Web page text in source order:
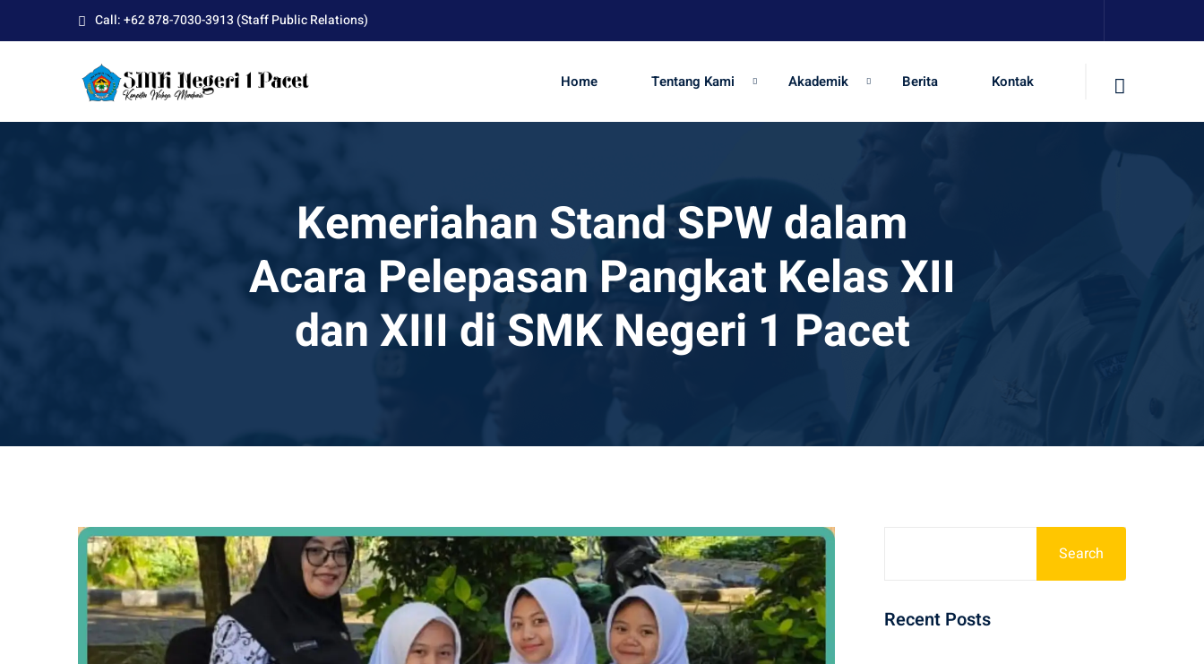
Call: +62 878-7030-3913 (Staff Public Relations)
Home Tentang Kami Akademik Berita Kontak
Kemeriahan Stand SPW dalam
Acara Pelepasan Pangkat Kelas XII
dan XIII di SMK Negeri 1 Pacet
Search
Recent Posts